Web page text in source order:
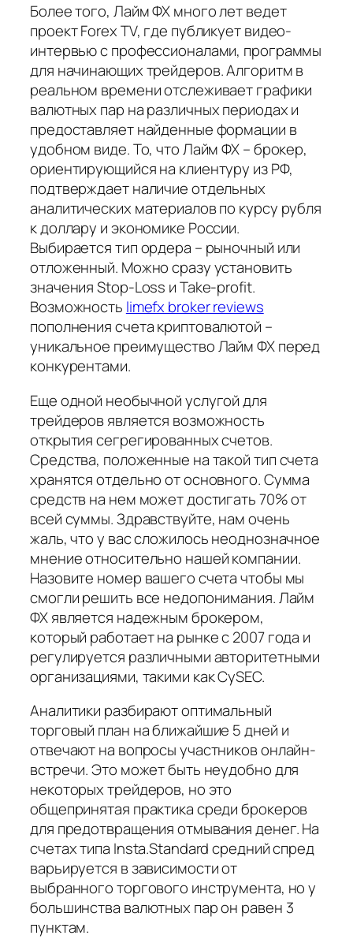
Более того, Лайм ФХ много лет ведет
проект Forex TV, где публикует видео-
интервью с профессионалами, программы
для начинающих трейдеров. Алгоритм в
реальном времени отслеживает графики
валютных пар на различных периодах и
предоставляет найденные формации в
удобном виде. То, что Лайм ФХ – брокер,
ориентирующийся на клиентуру из РФ,
подтверждает наличие отдельных
аналитических материалов по курсу рубля
к доллару и экономике России.
Выбирается тип ордера – рыночный или
отложенный. Можно сразу установить
значения Stop-Loss и Take-profit.
Возможность limefx broker reviews
пополнения счета криптовалютой –
уникальное преимущество Лайм ФХ перед
конкурентами.
Еще одной необычной услугой для
трейдеров является возможность
открытия сегрегированных счетов.
Средства, положенные на такой тип счета
хранятся отдельно от основного. Сумма
средств на нем может достигать 70% от
всей суммы. Здравствуйте, нам очень
жаль, что у вас сложилось неоднозначное
мнение относительно нашей компании.
Назовите номер вашего счета чтобы мы
смогли решить все недопонимания. Лайм
ФХ является надежным брокером,
который работает на рынке с 2007 года и
регулируется различными авторитетными
организациями, такими как CySEC.
Аналитики разбирают оптимальный
торговый план на ближайшие 5 дней и
отвечают на вопросы участников онлайн-
встречи. Это может быть неудобно для
некоторых трейдеров, но это
общепринятая практика среди брокеров
для предотвращения отмывания денег. На
счетах типа Insta.Standard средний спред
варьируется в зависимости от
выбранного торгового инструмента, но у
большинства валютных пар он равен 3
пунктам.